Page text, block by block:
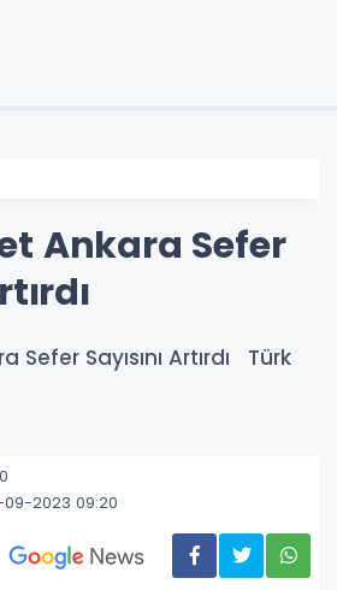
Ankara Sefer
Sayısını Artırdı Türk
2023 09:20